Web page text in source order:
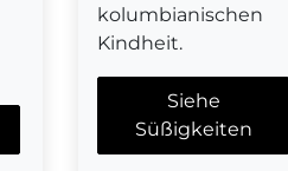
kolumbianischen
Kindheit.
Siehe
Süßigkeiten